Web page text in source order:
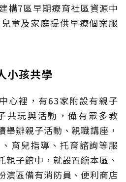
構7區早期療育社區資源中
童及家庭提供早療個案服
小孩共學
心裡，有63家附設有親子
共玩與活動，備有眾多教
舉辦親子活動、親職講座，
育兒指導、托育諮詢等服
親子館中，就設置繪本區、
演區備有消防員、便利商店